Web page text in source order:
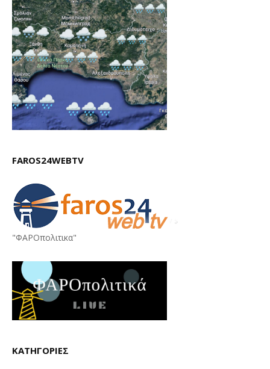
FAROS24WEBTV
"ΦΑΡΟπολιτικα"
ΚΑΤΗΓΟΡΙΕΣ